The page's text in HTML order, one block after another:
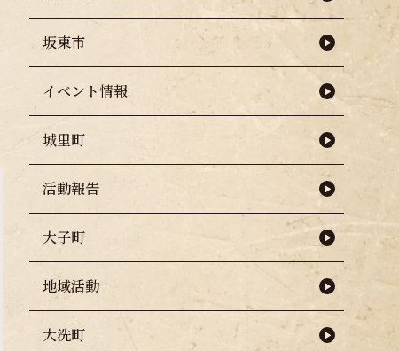
坂東市
イベント情報
城里町
活動報告
大子町
地域活動
大洗町